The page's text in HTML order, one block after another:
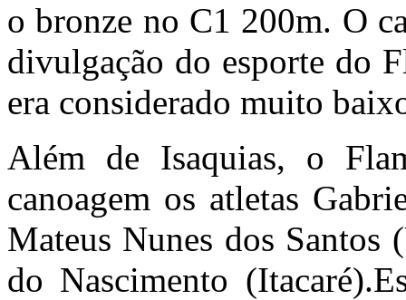
o bronze no C1 200m. O
divulgação do esporte do
era considerado muito
Além de Isaquias, o
canoagem os atletas
Mateus Nunes dos Santos
do Nascimento